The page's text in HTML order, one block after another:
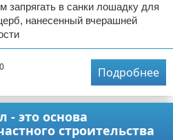
запрягать в санки лошадку для
нанесенный вчерашней
Подробнее
это основа
строительства